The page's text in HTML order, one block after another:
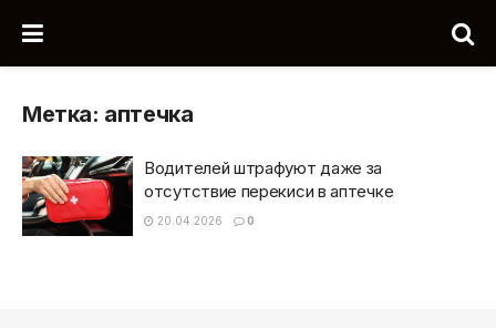
Метка: аптечка
Водителей штрафуют даже за
отсутствие перекиси в аптечке
20.04.2026 0